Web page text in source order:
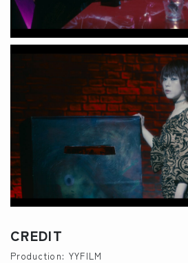
CREDIT
Production: YYFILM